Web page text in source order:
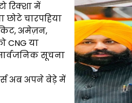
रिक्शा में
छोटे चारपहिया
अमेज़न,
CNG या
सूचना
अब अपने बेड़े में